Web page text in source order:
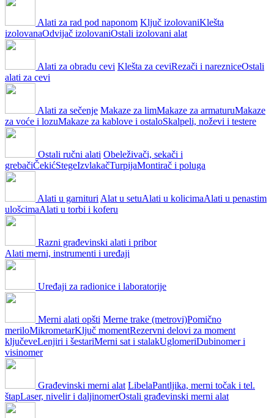
Alati za rad pod naponom Ključ izolovaniKlešta
izolovanaOdvijač izolovaniOstali izolovani alat
Alati za obradu cevi Klešta za ceviRezači i narezniceOstali
alati za cevi
Alati za sečenje Makaze za limMakaze za armaturuMakaze
za voće i lozuMakaze za kablove i ostaloSkalpeli, noževi i testere
Ostali ručni alati Obeleživači, sekači i
grebačiČekićStegeIzvlakačTurpijaMontirač i poluga
Alati u garnituri Alat u setuAlati u kolicimaAlati u penastim
ulošcimaAlati u torbi i koferu
Razni građevinski alati i pribor
Alati merni, instrumenti i uređaji
Uređaji za radionice i laboratorije
Merni alati opšti Merne trake (metrovi)Pomično
meriloMikrometarKljuč momentRezervni delovi za moment
ključeveLenjiri i šestariMerni sat i stalakUglomeriDubinomer i
visinomer
Građevinski merni alat LibelaPantljika, merni točak i tel.
štapLaser, nivelir i daljinomerOstali građevinski merni alat